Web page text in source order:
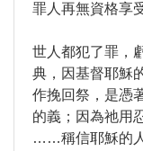
罪人再無資格享
世人都犯了罪，
典，因基督耶穌
作挽回祭，是憑
的義；因為祂用
……稱信耶穌的